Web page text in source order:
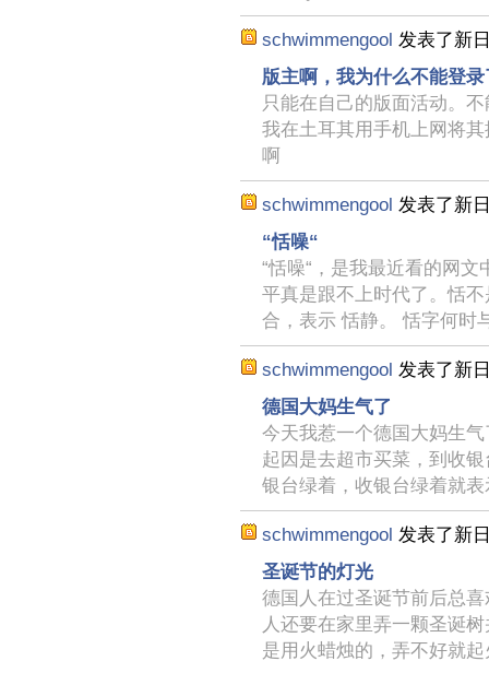
schwimmengool 发表了新
版主啊，我为什么不能登录
只能在自己的版面活动。
我在土耳其用手机上网将
啊
schwimmengool 发表了新
“恬噪“
“恬噪“，是我最近看的网
平真是跟不上时代了。恬
合，表示 恬静。 恬字何时
schwimmengool 发表了新
德国大妈生气了
今天我惹一个德国大妈生
起因是去超市买菜，到收
银台绿着，收银台绿着就表
schwimmengool 发表了新
圣诞节的灯光
德国人在过圣诞节前后总
人还要在家里弄一颗圣诞
是用火蜡烛的，弄不好就